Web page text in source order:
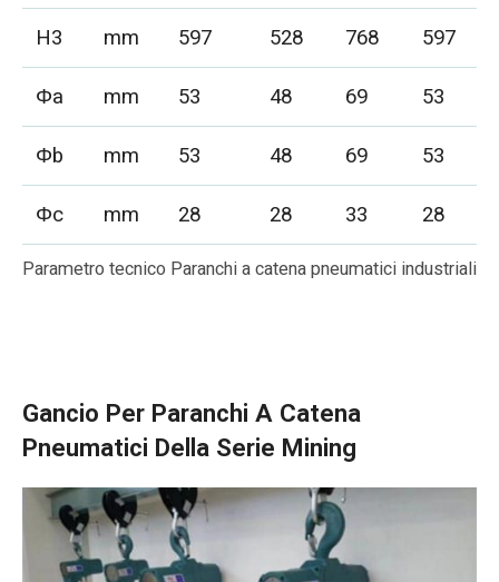
H3
mm 597 528 768 597
Φa
mm 53 48 69 53
Φb
mm 53 48 69 53
Φc
mm 28 28 33 28
Parametro tecnico Paranchi a catena pneumatici industriali
Gancio Per Paranchi A Catena
Pneumatici Della Serie Mining